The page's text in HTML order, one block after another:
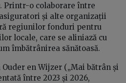
Printr-o colaborare între
și alte organizații
regiunilor fonduri pentru
locale, care se aliniază cu
îmbătrânirea sănătoasă.
en Wijzer („Mai bătrân și
între 2023 și 2026,